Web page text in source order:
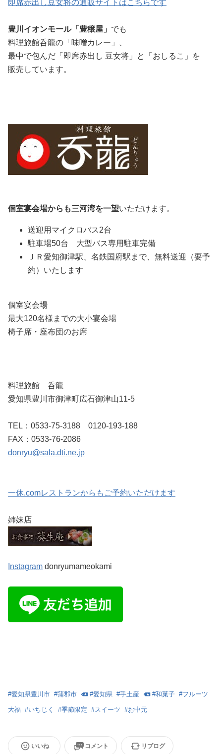
即席赤出し豆女将の通販サイトはこちらです
豊川イオンモール「豊穣屋」 でも
料理旅館呑龍の「味噌カレー」、
最中で包んだ「即席赤出し 豆女将」と「おしるこ」を
販売しています。
個室宴会場からも三河湾を一望いただけます。
送迎用マイクロバス2台
駐車場50台 大型バス専用駐車完備
ＪＲ愛知御津駅、名鉄国府駅まで、無料送迎（要予
約）いたします
個室宴会場
最大120名様までの大小宴会場
椅子席・座布団のお席
料理旅館 呑龍
愛知県豊川市御津町広石御津山11-5
TEL：0533-75-3188 0120-193-188
FAX：0533-76-2086
donryu@sala.dti.ne.jp
一休.comレストランからもご予約いただけます
姉妹店
Instagram donryumameokami
#愛知県豊川市 #蒲郡市 #愛知県 #手土産 #和菓子 #フルーツ
大福 #いちじく #季節限定 #スイーツ #お中元
いいね コメント リブログ